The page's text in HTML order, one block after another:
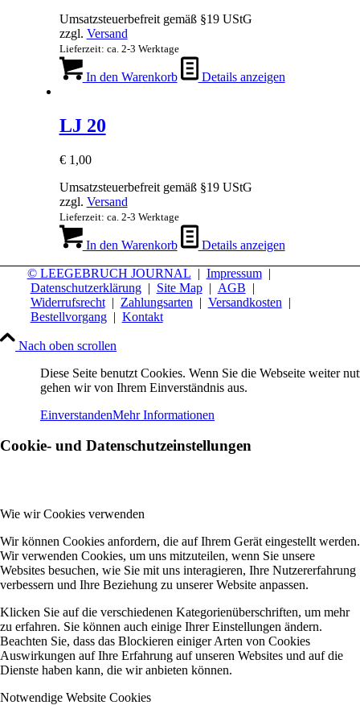
Umsatzsteuerbefreit gemäß §19 UStG
zzgl. Versand
Lieferzeit: ca. 2-3 Werktage
In den Warenkorb Details anzeigen
LJ 20
€1,00
Umsatzsteuerbefreit gemäß §19 UStG
zzgl. Versand
Lieferzeit: ca. 2-3 Werktage
In den Warenkorb Details anzeigen
© LEEGEBRUCH JOURNAL | Impressum|
Datenschutzerklärung| Site Map| AGB |
Widerrufsrecht| Zahlungsarten | Versandkosten |
Bestellvorgang| Kontakt
Nach oben scrollen
Diese Seite benutzt Cookies. Wenn Sie die Webseite weiter
gehen wir von Ihrem Einverständnis aus.
EinverstandenMehr Informationen
Cookie- und Datenschutzeinstellungen
Wie wir Cookies verwenden
Wir können Cookies anfordern, die auf Ihrem Gerät eingestellt werden.
Wir verwenden Cookies, um uns mitzuteilen, wenn Sie unsere
Websites besuchen, wie Sie mit uns interagieren, Ihre Nutzererfahrung
verbessern und Ihre Beziehung zu unserer Website anpassen.
Klicken Sie auf die verschiedenen Kategorienüberschriften, um mehr
zu erfahren. Sie können auch einige Ihrer Einstellungen ändern.
Beachten Sie, dass das Blockieren einiger Arten von Cookies
Auswirkungen auf Ihre Erfahrung auf unseren Websites und auf die
Dienste haben kann, die wir anbieten können.
Notwendige Website Cookies